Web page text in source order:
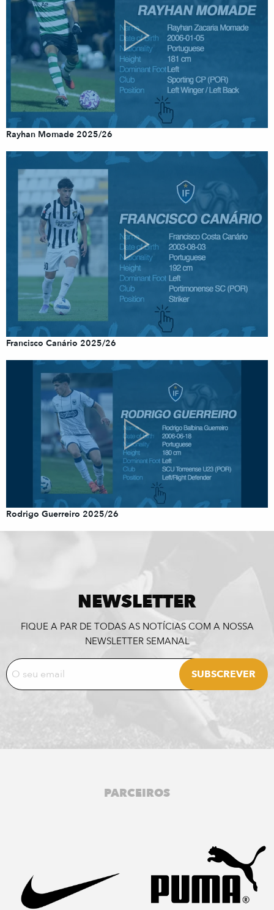
Rayhan Momade 2025/26
Francisco Canário 2025/26
Rodrigo Guerreiro 2025/26
NEWSLETTER
FIQUE A PAR DE TODAS AS NOTÍCIAS COM A NOSSA
NEWSLETTER SEMANAL
PARCEIROS